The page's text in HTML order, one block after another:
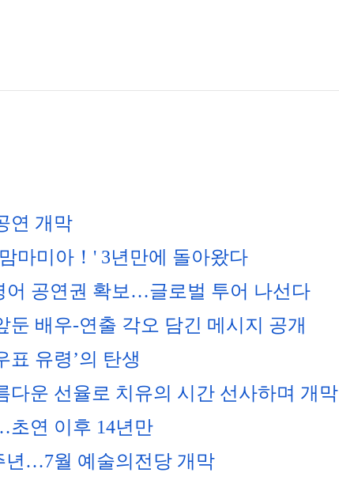
연 개막
마미아！' 3년만에 돌아왔다
어 공연권 확보…글로벌 투어 나선다
둔 배우-연출 각오 담긴 메시지 공개
유령’의 탄생
다운 선율로 치유의 시간 선사하며 개막
초연 이후 14년만
년…7월 예술의전당 개막